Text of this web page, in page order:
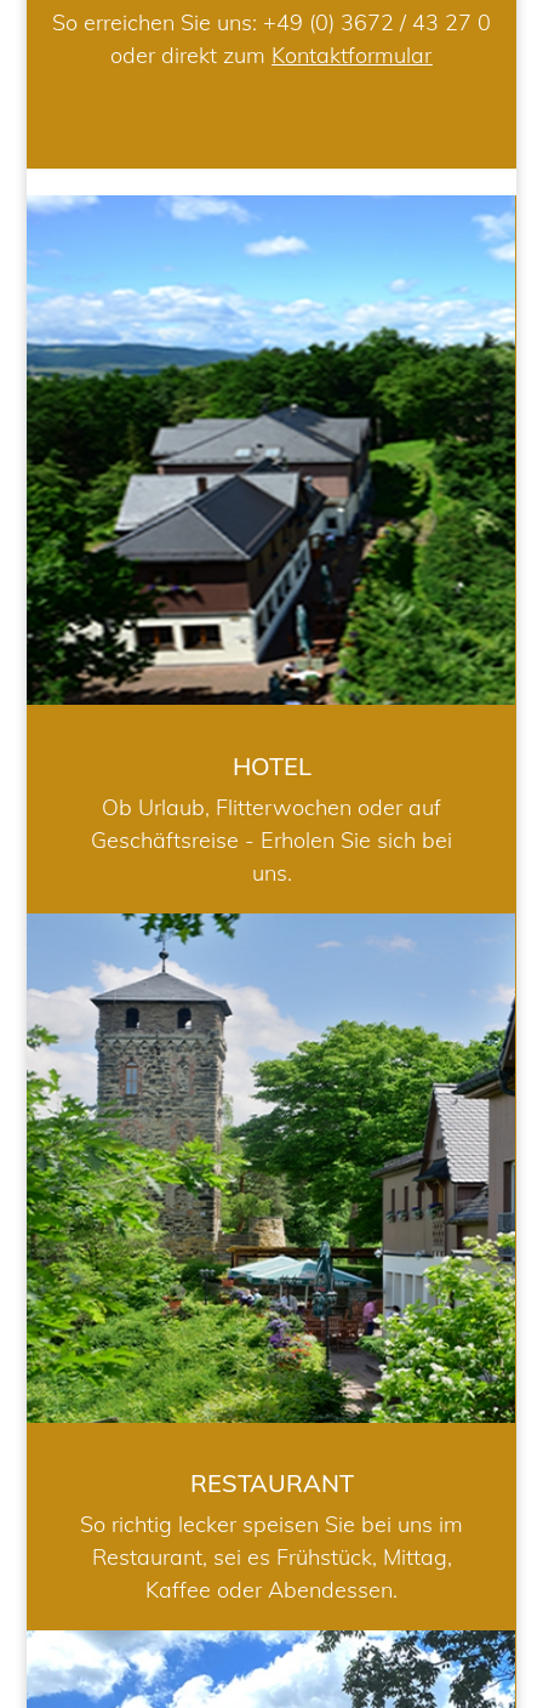
So erreichen Sie uns: +49 (0) 3672 / 43 27 0
oder direkt zum Kontaktformular
HOTEL
HOTEL
Ob Urlaub, Flitterwochen oder auf
Geschäftsreise - Erholen Sie sich bei
uns.
RESTAURANT
RESTAURANT
So richtig lecker speisen Sie bei uns im
Restaurant, sei es Frühstück, Mittag,
Kaffee oder Abendessen.